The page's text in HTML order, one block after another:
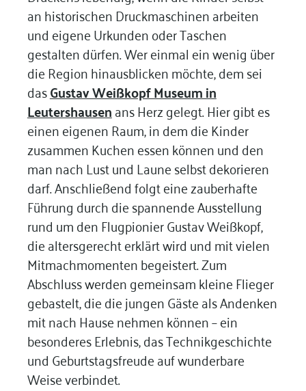
an historischen Druckmaschinen arbeiten
und eigene Urkunden oder Taschen
gestalten dürfen. Wer einmal ein wenig über
die Region hinausblicken möchte, dem sei
dasGustav Weißkopf Museum in
Leutershausenans Herz gelegt. Hier gibt es
einen eigenen Raum, in dem die Kinder
zusammen Kuchen essen können und den
man nach Lust und Laune selbst dekorieren
darf. Anschließend folgt eine zauberhafte
Führung durch die spannende Ausstellung
rund um den Flugpionier Gustav Weißkopf,
die altersgerecht erklärt wird und mit vielen
Mitmachmomenten begeistert. Zum
Abschluss werden gemeinsam kleine Flieger
gebastelt, die die jungen Gäste als Andenken
mit nach Hause nehmen können – ein
besonderes Erlebnis, das Technikgeschichte
und Geburtstagsfreude auf wunderbare
Weise verbindet.